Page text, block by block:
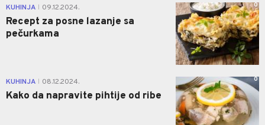
KUHINJA 09.12.2024.
Recept za posne lazanje sa
pečurkama
0
KUHINJA 08.12.2024.
Kako da napravite pihtije od ribe
0